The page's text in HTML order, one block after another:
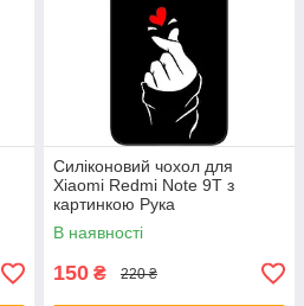
Силіконовий чохол для
Xiaomi Redmi Note 9T з
картинкою Рука
В наявності
150 ₴ 220 ₴